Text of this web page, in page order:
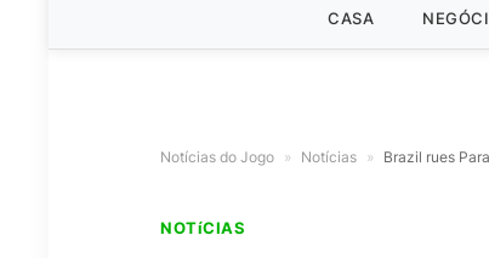
CASA
Notícias do Jogo » Notícias » Brazil rues
NOTíCIAS